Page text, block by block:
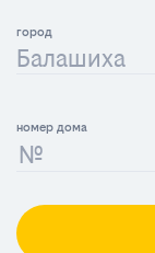
Балашиха